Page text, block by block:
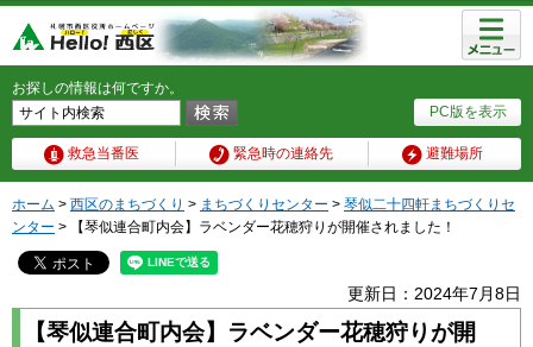
PC版を表示
お探しの情報は何ですか。
救急当番医 緊急時の連絡先 避難場所
メニュ
ー
ホーム > 西区のまちづくり > まちづくりセンター > 琴似二十四軒まちづくりセ
ンター > 【琴似連合町内会】ラベンダー花穂狩りが開催されました！
更新日：2024年7月8日
【琴似連合町内会】ラベンダー花穂狩りが開